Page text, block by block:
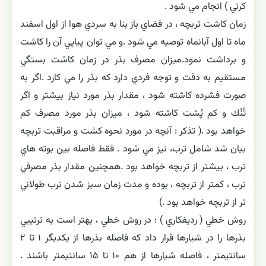
كرتي ) انجام مي شود .
زمان كاشت تربچه ، در فضاي باز بنا به سردي هوا از اول اسفند
ماه تا اول آبانماه توصيه مي شود .و مي توان پياپي آن را كاشت
و برداشت نمود.ميزان مصرف بذر در زمان كاشت بستگي
مستقيم به دقت و توجه فردي دارد كه بذر را مي كارد .اگر به
صورت فشرده كاشته شود ، مقدار بذر مورد نياز بيشتر و اگر
تُنُك و كم پُشت كاشته شود ، ميزان بذر مورد مصرف كم
خواهد بود .( تذكر : آنچه در مورد نحوه كشت و مراقبت تربچه
بيان شد شامل ترب، نيز مي شود . فقط فاصله بين بوته هاي
ترب ، بيشتر از تربچه خواهد بود .همچنين مقدار بذر مصرفي
ترب ، كمتر از تربچه ، بوده و مدت زمان سبز شدن ترب طولاني
تر از تربچه خواهد بود .)
روش خطي ( رديفكاري ) : در روش خطي ، بهتر است به ترتيبي
بذرها را در شيارها قرار داد كه فاصله بذرها از يكديگر ۱ تا ۲
سانتيمتر ، فاصله شيارها از هم ۱۰ تا ۱۵ سانتيمتر باشند .